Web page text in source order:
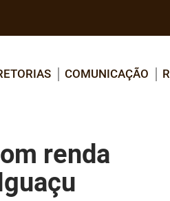
COMUNICAÇÃO
renda